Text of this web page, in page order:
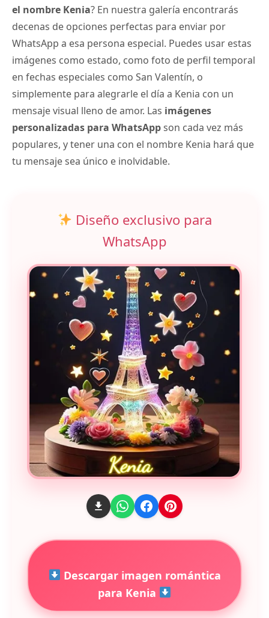
el nombre Kenia? En nuestra galería encontrarás
decenas de opciones perfectas para enviar por
WhatsApp a esa persona especial. Puedes usar estas
imágenes como estado, como foto de perfil temporal
en fechas especiales como San Valentín, o
simplemente para alegrarle el día a Kenia con un
mensaje visual lleno de amor. Las imágenes
personalizadas para WhatsAppson cada vez más
populares, y tener una con el nombre Kenia hará que
tu mensaje sea único e inolvidable.
Diseño exclusivo para
WhatsApp
Descargar imagen romántica
para Kenia